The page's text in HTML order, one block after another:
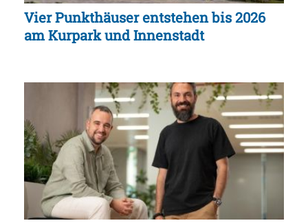
Vier Punkthäuser entstehen bis 2026
am Kurpark und Innenstadt